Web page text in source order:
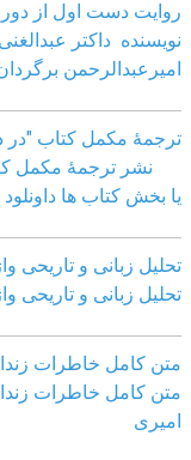
روایت دست اول از
نویسنده داکتر
امیرعبدالرحمن
ترجمۀ مکمل کتاب "در
نشر ترجمۀ مکمل
یا بخش کتاب ها داونلود
تحلیل زبانی و تاریحی
تحلیل زبانی و تاریحی
متن کامل خاطرات
متن کامل خاطرات
امیری